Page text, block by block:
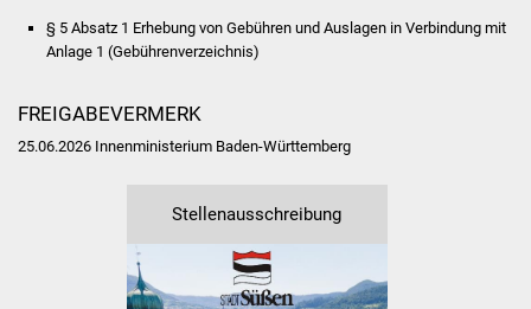
Erlebnisregion
Senioren
Stadtseniorenrat
§ 5 Absatz 1 Erhebung von Gebühren und Auslagen in Verbindung mit
Anlage 1 (Gebührenverzeichnis)
FREIGABEVERMERK
25.06.2026 Innenministerium Baden-Württemberg
Stellenausschreibung